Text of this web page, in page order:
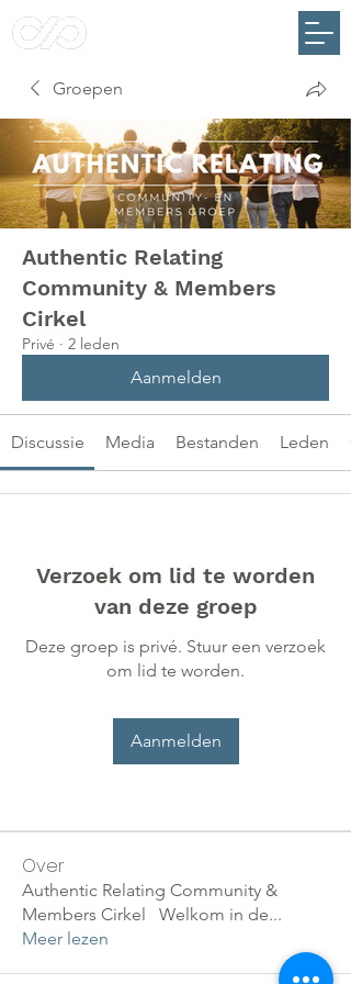
Groepen
Authentic Relating
Community & Members
Cirkel
Privé · 2 leden
Aanmelden
Discussie Media Bestanden Leden
Verzoek om lid te worden
van deze groep
Deze groep is privé. Stuur een verzoek
om lid te worden.
Aanmelden
Over
Authentic Relating Community &
Members Cirkel Welkom in de...
Meer lezen